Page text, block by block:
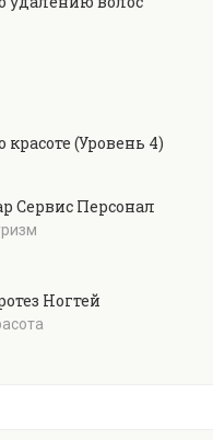
(Уровень 4)
Сервис Персонал
Ногтей